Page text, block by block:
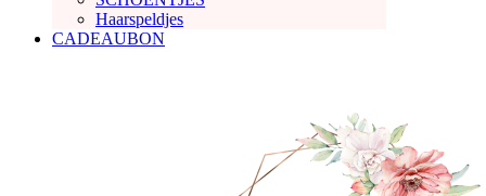
Haarspeldjes
CADEAUBON